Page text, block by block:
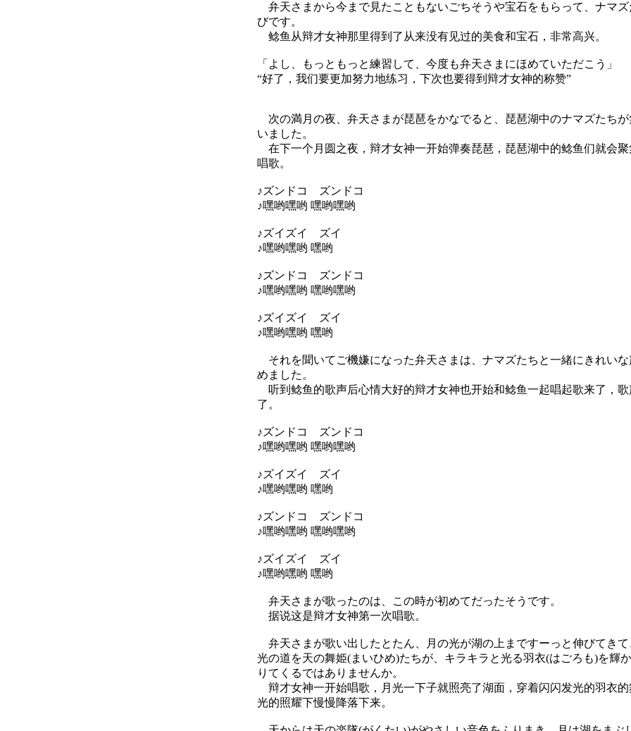
弁天さまから今まで見たこともないごちそうや宝石をもらって、ナマズ
びです。
鲶鱼从辩才女神那里得到了从来没有见过的美食和宝石，非常高兴。
「よし、もっともっと練習して、今度も弁天さまにほめていただこう」
“好了，我们要更加努力地练习，下次也要得到辩才女神的称赞”
次の満月の夜、弁天さまが琵琶をかなでると、琵琶湖中のナマズたちが
いました。
在下一个月圆之夜，辩才女神一开始弹奏琵琶，琵琶湖中的鲶鱼们就会聚
唱歌。
♪ズンドコ ズンドコ
♪嘿哟嘿哟 嘿哟嘿哟
♪ズイズイ ズイ
♪嘿哟嘿哟 嘿哟
♪ズンドコ ズンドコ
♪嘿哟嘿哟 嘿哟嘿哟
♪ズイズイ ズイ
♪嘿哟嘿哟 嘿哟
それを聞いてご機嫌になった弁天さまは、ナマズたちと一緒にきれいな
めました。
听到鲶鱼的歌声后心情大好的辩才女神也开始和鲶鱼一起唱起歌来了，歌
了。
♪ズンドコ ズンドコ
♪嘿哟嘿哟 嘿哟嘿哟
♪ズイズイ ズイ
♪嘿哟嘿哟 嘿哟
♪ズンドコ ズンドコ
♪嘿哟嘿哟 嘿哟嘿哟
♪ズイズイ ズイ
♪嘿哟嘿哟 嘿哟
弁天さまが歌ったのは、この時が初めてだったそうです。
据说这是辩才女神第一次唱歌。
弁天さまが歌い出したとたん、月の光が湖の上まですーっと伸びてきて
光の道を天の舞姫(まいひめ)たちが、キラキラと光る羽衣(はごろも)を輝
りてくるではありませんか。
辩才女神一开始唱歌，月光一下子就照亮了湖面，穿着闪闪发光的羽衣的
光的照耀下慢慢降落下来。